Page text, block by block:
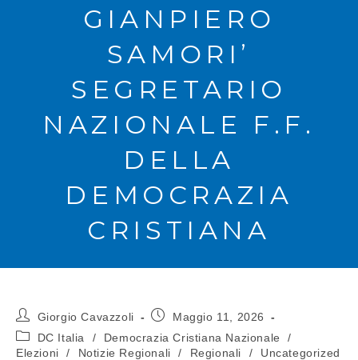
GIANPIERO
SAMORI’
SEGRETARIO
NAZIONALE F.F.
DELLA
DEMOCRAZIA
CRISTIANA
Giorgio Cavazzoli
Maggio 11, 2026
DC Italia
/ Democrazia Cristiana Nazionale
/
Elezioni
/ Notizie Regionali / Regionali / Uncategorized